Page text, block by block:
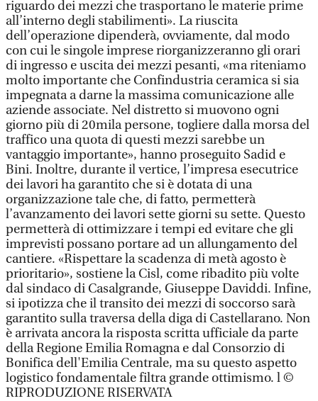
riguardo dei mezzi che trasportano le materie prime
all’interno degli stabilimenti». La riuscita
dell’operazione dipenderà, ovviamente, dal modo
con cui le singole imprese riorganizzeranno gli orari
di ingresso e uscita dei mezzi pesanti, «ma riteniamo
molto importante che Confindustria ceramica si sia
impegnata a darne la massima comunicazione alle
aziende associate. Nel distretto si muovono ogni
giorno più di 20mila persone, togliere dalla morsa del
traffico una quota di questi mezzi sarebbe un
vantaggio importante», hanno proseguito Sadid e
Bini. Inoltre, durante il vertice, l’impresa esecutrice
dei lavori ha garantito che si è dotata di una
organizzazione tale che, di fatto, permetterà
l’avanzamento dei lavori sette giorni su sette. Questo
permetterà di ottimizzare i tempi ed evitare che gli
imprevisti possano portare ad un allungamento del
cantiere. «Rispettare la scadenza di metà agosto è
prioritario», sostiene la Cisl, come ribadito più volte
dal sindaco di Casalgrande, Giuseppe Daviddi. Infine,
si ipotizza che il transito dei mezzi di soccorso sarà
garantito sulla traversa della diga di Castellarano. Non
è arrivata ancora la risposta scritta ufficiale da parte
della Regione Emilia Romagna e dal Consorzio di
Bonifica dell'Emilia Centrale, ma su questo aspetto
logistico fondamentale filtra grande ottimismo. l ©
RIPRODUZIONE RISERVATA